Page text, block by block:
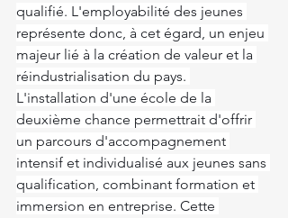
qualifié. L'employabilité des jeunes
représente donc, à cet égard, un enjeu
majeur lié à la création de valeur et la
réindustrialisation du pays.
L'installation d'une école de la
deuxième chance permettrait d'offrir
un parcours d'accompagnement
intensif et individualisé aux jeunes sans
qualification, combinant formation et
immersion en entreprise. Cette